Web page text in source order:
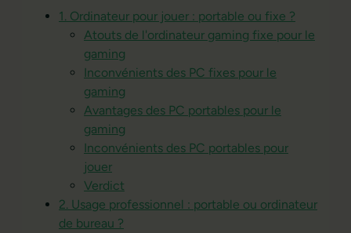
1. Ordinateur pour jouer : portable ou fixe ?
Atouts de l'ordinateur gaming fixe pour le
gaming
Inconvénients des PC fixes pour le
gaming
Avantages des PC portables pour le
gaming
Inconvénients des PC portables pour
jouer
Verdict
2. Usage professionnel : portable ou ordinateur
de bureau ?